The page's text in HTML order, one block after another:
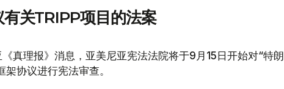
关TRIPP项目的法案
真理报》消息，亚美尼亚宪法法院将于9月15日开始对“特朗
协议进行宪法审查。